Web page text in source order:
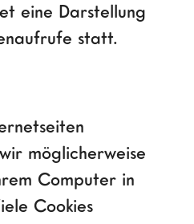
eine Darstellung
statt.
möglicherweise
Computer in
Cookies